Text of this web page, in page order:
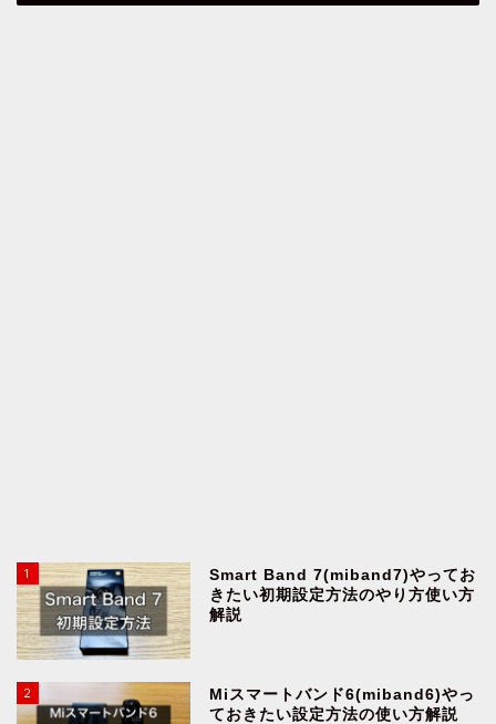
1
Smart Band 7(miband7)やってお
きたい初期設定方法のやり方使い方
解説
2
Miスマートバンド6(miband6)やっ
ておきたい設定方法の使い方解説